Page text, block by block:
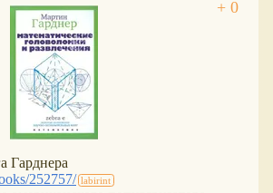
Гарднера
252757/